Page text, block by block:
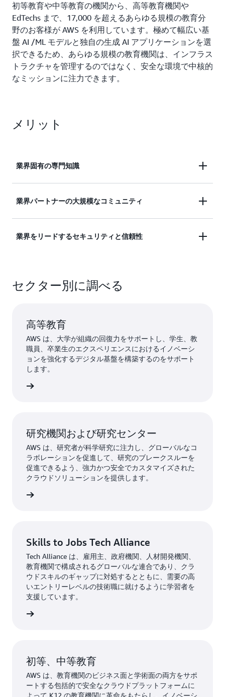
初等教育や中等教育の機関から、高等教育機関や
EdTechs まで、17,000 を超えるあらゆる規模の教育分
野のお客様が AWS を利用しています。極めて幅広い基
盤 AI /ML モデルと独自の生成 AI アプリケーションを選
択できるため、あらゆる規模の教育機関は、インフラス
トラクチャを管理するのではなく、安全な環境で中核的
なミッションに注力できます。
メリット
業界固有の専門知識
教育分野のリーダーは、業界に関する AWS の深い
を実現して、学生とキャンパスのエクスペリエンス
業界パートナーの大規模なコミュニティ
各業界に特化した最大規模のパートナーコミュニテ
なエコシステムから最適なオファリングを選択し、
業界をリードするセキュリティと信頼性
ィ、共同研究のコンプライアンス基準を満たすため
います。
セクター別に調べる
高等教育
AWS は、大学が組織の回復力をサポートし、学生、教
職員、卒業生のエクスペリエンスにおけるイノベーシ
ョンを強化するデジタル基盤を構築するのをサポート
します。
研究機関および研究センター
AWS は、研究者が科学研究に注力し、グローバルなコ
ラボレーションを促進して、研究のブレークスルーを
促進できるよう、強力かつ安全でカスタマイズされた
クラウドソリューションを提供します。
Skills to Jobs Tech Alliance
Tech Alliance は、雇用主、政府機関、人材開発機関、
教育機関で構成されるグローバルな連合であり、クラ
ウドスキルのギャップに対処するとともに、需要の高
いエントリーレベルの技術職に就けるように学習者を
支援しています。
初等、中等教育
AWS は、教育機関のビジネス面と学術面の両方をサポ
ートする包括的で安全なクラウドプラットフォームに
よって K12 の教育機関に革命をもたらし、イノベーシ